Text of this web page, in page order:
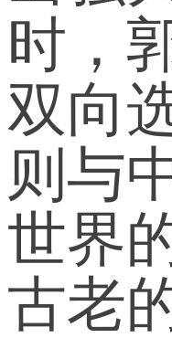
时，
双向
则与
世界
古老